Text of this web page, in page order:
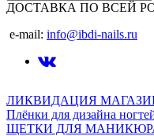
ДОСТАВКА ПО ВСЕЙ
e-mail: info@ibdi-nails.ru
ЛИКВИДАЦИЯ
Плёнки для дизайна
ЩЕТКИ ДЛЯ